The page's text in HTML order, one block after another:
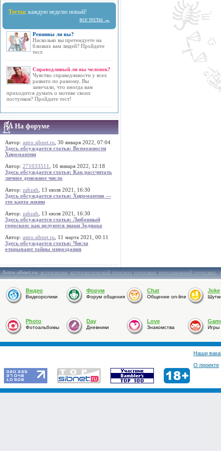
Тесты: каждую неделю новый!
все тесты →
Ревнивы ли вы?
Насколько вы претендуете на
близких вам людей? Пройдите
тест.
Справедливый ли вы человек?
Чувство справедливости у всех
развито по разному. Вы
замечали, что иногда вам
приходится думать о мотиве своих
поступков? Пройдите тест!
На форуме
Автор: astro.sibnet.ru , 30 января 2022, 07:04
Здесь обсуждается статья: Возможности
Хиромантии
Автор: 271033511
, 16 января 2022, 12:18
Здесь обсуждается статья: Как рассчитать
личное денежное число
Автор: zabzab , 13 июля 2021, 16:30
Здесь обсуждается статья: Хиромантия —
это карта жизни
Автор: zabzab , 13 июля 2021, 16:30
Здесь обсуждается статья: Любовный
гороскоп: как целуются знаки Зодиака
Автор: astro.sibnet.ru , 11 марта 2021, 00:11
Здесь обсуждается статья: Числа
открывают тайны мироздания
Astro.sibnet.ru:астрология,астрологический прогноз,гороскоп,персональный гороскоп,
Видео
Видеоролики
Форум
Форум общения
Chat
Общение on-line
Joke
Photo
Фотоальбомы
Day
Дневники
Love
Знакомства Игры
Наши
О проекте